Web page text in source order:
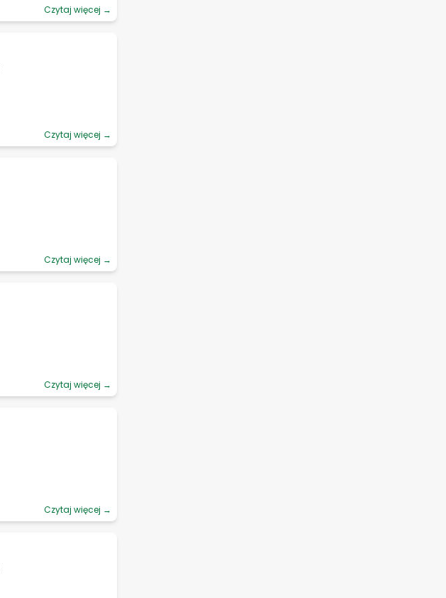
Czytaj więcej →
Czytaj więcej →
Czytaj więcej →
Czytaj więcej →
Czytaj więcej →